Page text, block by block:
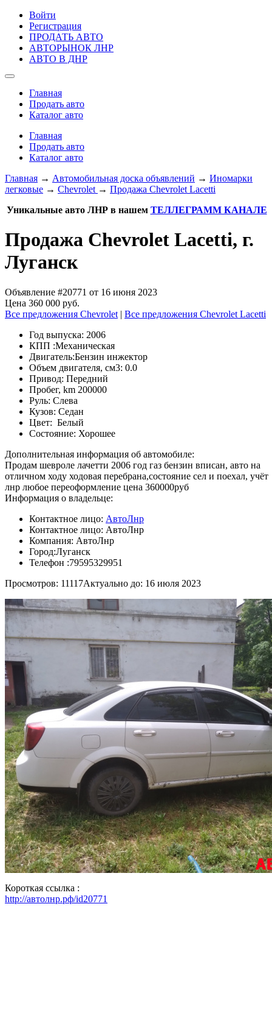
Войти
Регистрация
ПРОДАТЬ АВТО
АВТОРЫНОК ЛНР
АВТО В ДНР
Главная
Продать авто
Каталог авто
Главная
Продать авто
Каталог авто
Главная → Автомобильная доска объявлений → Иномарки
легковые → Chevrolet → Продажа Chevrolet Lacetti
Уникальные авто ЛНР в нашем ТЕЛЛЕГРАММ КАНАЛЕ
Продажа Chevrolet Lacetti, г.
Луганск
Объявление #20771 от 16 июня 2023
Цена 360 000 руб.
Все предложения Chevrolet | Все предложения Chevrolet Lacetti
Год выпуска: 2006
КПП :Механическая
Двигатель:Бензин инжектор
Объем двигателя, см3: 0.0
Привод: Передний
Пробег, km 200000
Руль: Слева
Кузов: Седан
Цвет: Белый
Состояние: Хорошее
Дополнительная информация об автомобиле:
Продам шевроле лачетти 2006 год газ бензин вписан, авто на
отличном ходу ходовая перебрана,состояние сел и поехал, учёт
лнр любое переоформление цена 360000руб
Информация о владельце:
Контактное лицо: АвтоЛнр
Контактное лицо: АвтоЛнр
Компания: АвтоЛнр
Город:Луганск
Телефон :79595329951
Просмотров: 11117Актуально до: 16 июля 2023
Короткая ссылка :
http://автолнр.рф/id20771